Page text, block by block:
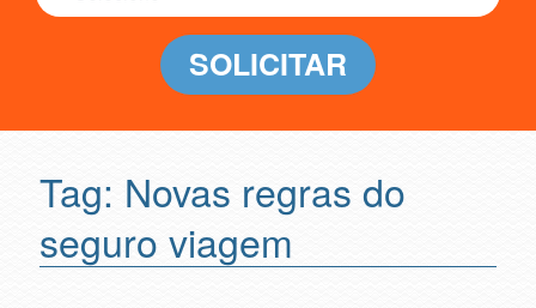
SOLICITAR
Tag: Novas regras do
seguro viagem